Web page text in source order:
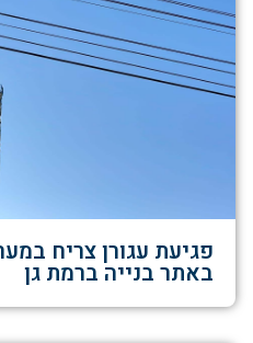
פגיעת עגורן צריח
באתר בנייה ברמת גן